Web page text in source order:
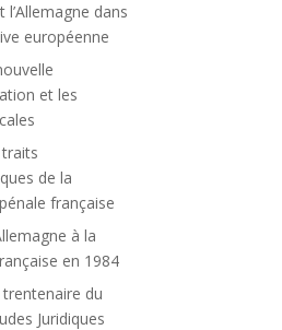
l’Allemagne dans
européenne
et les
traits
de la
française
à la
en 1984
trentenaire du
Juridiques